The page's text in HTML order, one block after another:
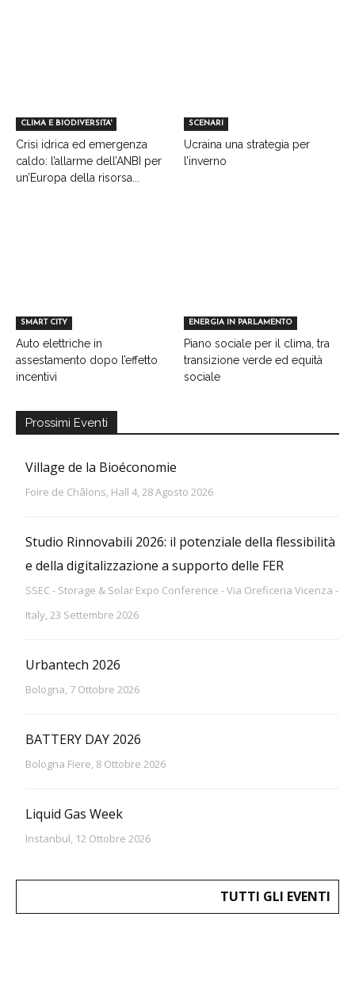
CLIMA E BIODIVERSITA'
Crisi idrica ed emergenza
caldo: l’allarme dell’ANBI per
un’Europa della risorsa...
SCENARI
Ucraina una strategia per
l’inverno
SMART CITY
Auto elettriche in
assestamento dopo l’effetto
incentivi
ENERGIA IN PARLAMENTO
Piano sociale per il clima, tra
transizione verde ed equità
sociale
Prossimi Eventi
Village de la Bioéconomie
Foire de Châlons, Hall 4, 28 Agosto 2026
Studio Rinnovabili 2026: il potenziale della flessibilità
e della digitalizzazione a supporto delle FER
SSEC - Storage & Solar Expo Conference - Via Oreficeria Vicenza -
Italy, 23 Settembre 2026
Urbantech 2026
Bologna, 7 Ottobre 2026
BATTERY DAY 2026
Bologna Fiere, 8 Ottobre 2026
Liquid Gas Week
Instanbul, 12 Ottobre 2026
TUTTI GLI EVENTI